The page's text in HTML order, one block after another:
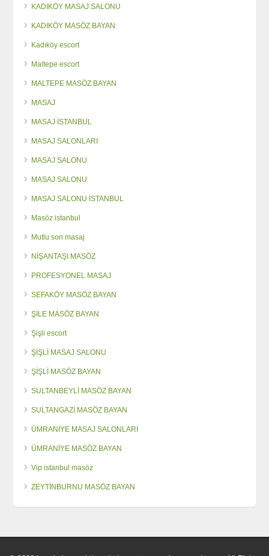
KADIKÖY MASAJ SALONU
KADIKÖY MASÖZ BAYAN
Kadıköy escort
Maltepe escort
MALTEPE MASÖZ BAYAN
MASAJ
MASAJ İSTANBUL
MASAJ SALONLARI
MASAJ SALONU
MASAJ SALONU
MASAJ SALONU İSTANBUL
Masöz istanbul
Mutlu son masaj
NİŞANTAŞI MASÖZ
PROFESYONEL MASAJ
SEFAKÖY MASÖZ BAYAN
ŞİLE MASÖZ BAYAN
Şişli escort
ŞİŞLİ MASAJ SALONU
ŞİŞLİ MASÖZ BAYAN
SULTANBEYLİ MASÖZ BAYAN
SULTANGAZİ MASÖZ BAYAN
ÜMRANİYE MASAJ SALONLARI
ÜMRANİYE MASÖZ BAYAN
Vip istanbul masöz
ZEYTİNBURNU MASÖZ BAYAN